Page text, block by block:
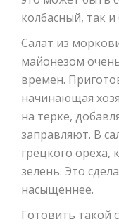
колбасный, так и
Салат из
майонезом
времен.
начинающая
на терке,
заправляют. В
грецкого
зелень. Это
насыщеннее.
Готовить такой